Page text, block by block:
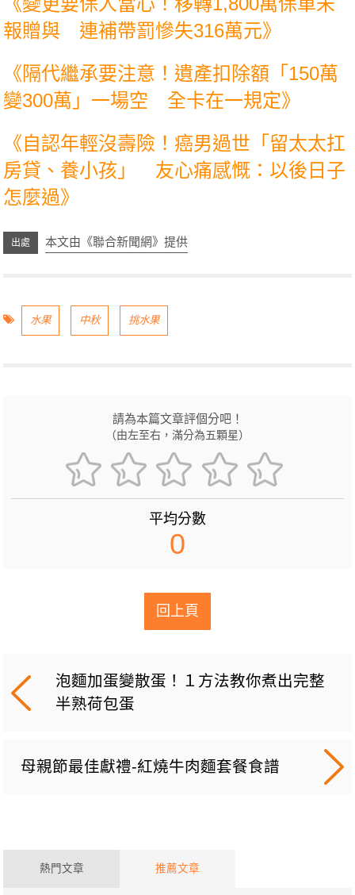
報贈與 連補帶罰慘失316萬元》
《隔代繼承要注意！遺產扣除額「150萬
變300萬」一場空 全卡在一規定》
《自認年輕沒壽險！癌男過世「留太太扛
房貸、養小孩」 友心痛感慨：以後日子
怎麼過》
本文由《聯合新聞網》提供
水果 中秋 挑水果
請為本篇文章評個分吧！
（由左至右，滿分為五顆星）
平均分數
0
回上頁
泡麵加蛋變散蛋！１方法教你煮出完整
半熟荷包蛋
母親節最佳獻禮-紅燒牛肉麵套餐食譜
熱門文章 推薦文章